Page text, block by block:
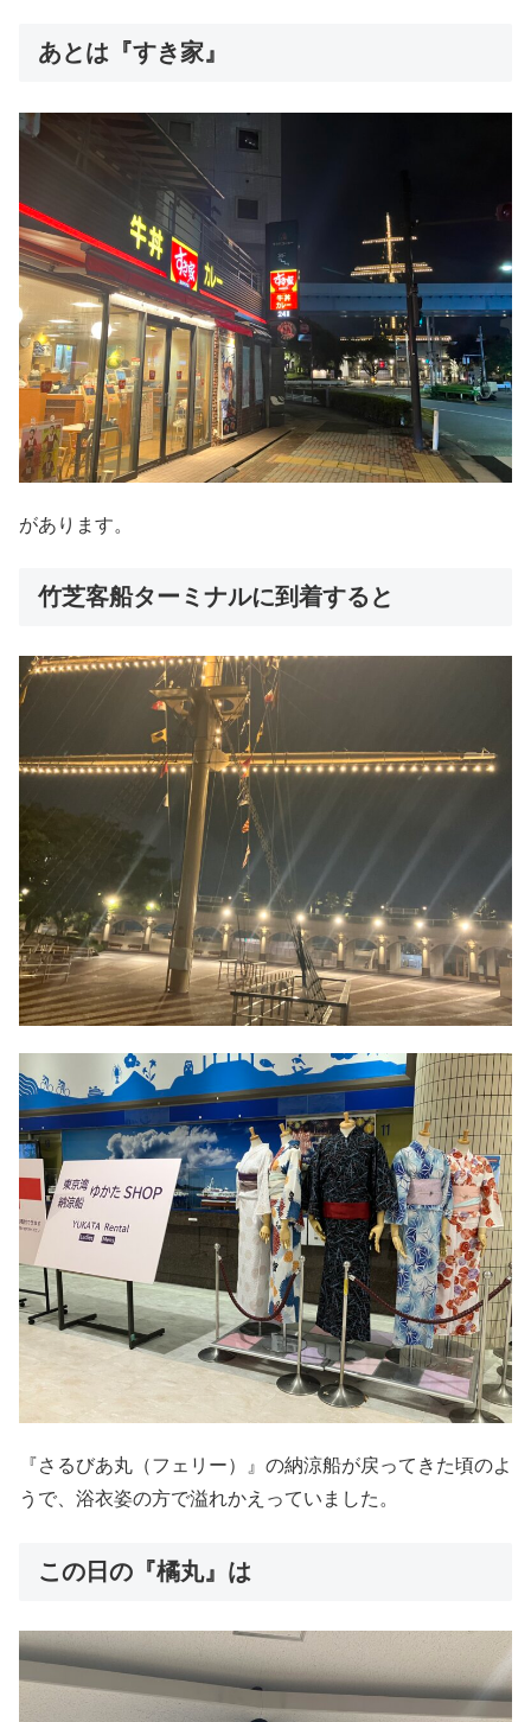
あとは『すき家』
があります。
竹芝客船ターミナルに到着すると
『さるびあ丸（フェリー）』の納涼船が戻ってきた頃のよ
うで、浴衣姿の方で溢れかえっていました。
この日の『橘丸』は